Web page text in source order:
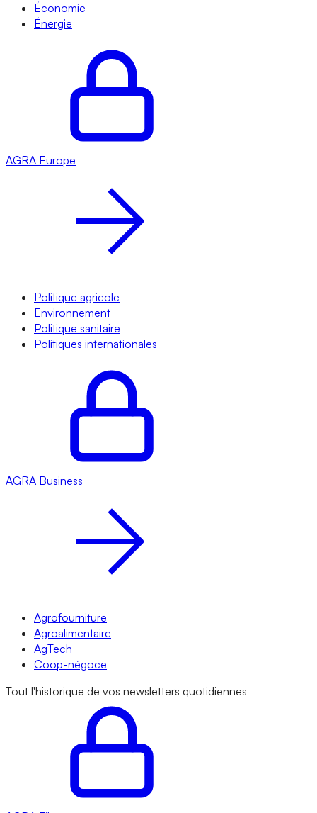
Économie
Énergie
AGRA Europe
Politique agricole
Environnement
Politique sanitaire
Politiques internationales
AGRA Business
Agrofourniture
Agroalimentaire
AgTech
Coop-négoce
Tout l'historique de vos newsletters quotidiennes